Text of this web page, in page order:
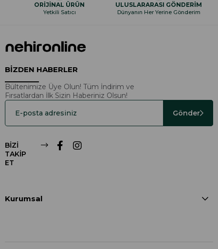
ORİJİNAL ÜRÜN
Yetkili Satıcı
ULUSLARARASI GÖNDERİM
Dünyanın Her Yerine Gönderim
BİZDEN HABERLER
Bültenimize Üye Olun! Tüm İndirim ve
Fırsatlardan İlk Sizin Haberiniz Olsun!
Gönder
BİZİ
TAKİP
ET
Kurumsal